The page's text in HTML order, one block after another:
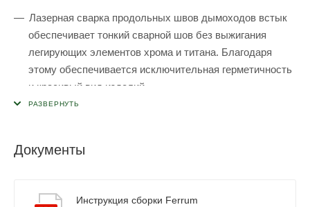
Лазерная сварка продольных швов дымоходов встык
обеспечивает тонкий сварной шов без выжигания
легирующих элементов хрома и титана. Благодаря
этому обеспечивается исключительная герметичность
и красивый вид изделий.
Раструбная система - технология формовки
отсутствие завихрений и препятствий движению дыма,
герметичность на стыках, легкость при монтаже и
Документы
Инструкция сборки Ferrum